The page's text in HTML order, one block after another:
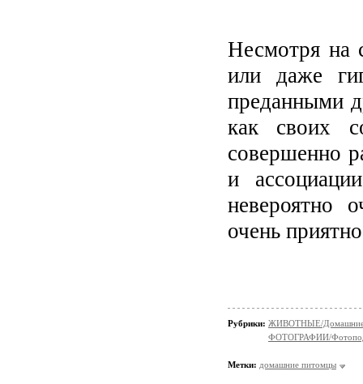
Несмотря на
или даже
преданными
как своих
совершенно
и
невероятно
очень
Рубрики: ЖИВОТНЫЕ/Домашние
ФОТОГРАФИИ/
Метки: домашние питомцы